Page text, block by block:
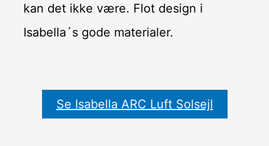
kan det ikke være. Flot design i
Isabella´s gode materialer.
Se Isabella ARC Luft Solsejl